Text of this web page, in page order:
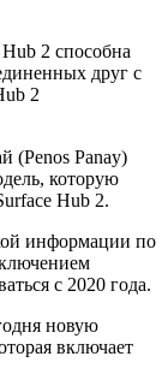
2 способна
друг с
2
(Penos Panay)
которую
Hub 2.
информации по
с 2020 года.
новую
включает